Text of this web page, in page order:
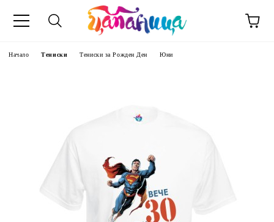
Начало Тениски Тениски за Рожден Ден Юни